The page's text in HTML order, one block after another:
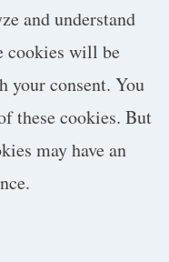
and understand
cookies will be
your consent. You
these cookies. But
may have an